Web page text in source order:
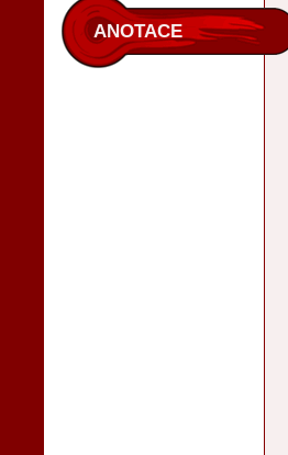
ANOTACE